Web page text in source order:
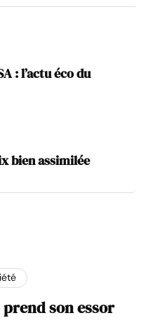
: l’actu éco du
bien assimilée
son essor